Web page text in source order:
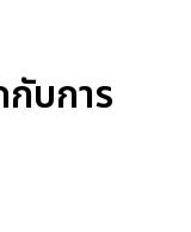
กับการ